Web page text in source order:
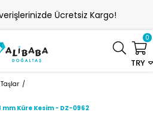
Ücretsiz Kargo!
TRY
0
Küre Kesim - DZ-0962